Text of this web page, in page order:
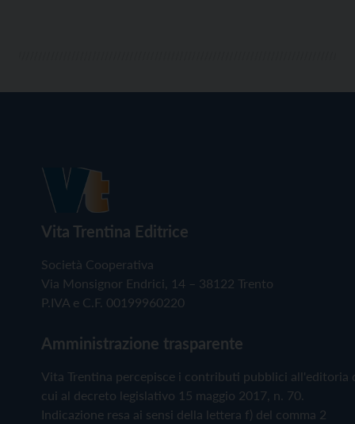
Vita Trentina Editrice
Società Cooperativa
Via Monsignor Endrici, 14 – 38122 Trento
P.IVA e C.F. 00199960220
Amministrazione trasparente
Vita Trentina percepisce i contributi pubblici all'editoria
cui al decreto legislativo 15 maggio 2017, n. 70.
Indicazione resa ai sensi della lettera f) del comma 2